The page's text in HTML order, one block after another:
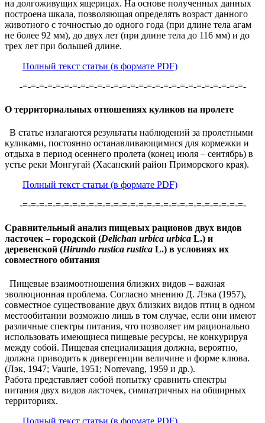
на долгоживущих ящерицах. На основе полученных данных
построена шкала, позволяющая определять возраст данного
животного с точностью до одного года (при длине тела агам
не более 92 мм), до двух лет (при длине тела до 116 мм) и до
трех лет при большей длине.
Полный текст статьи (в формате PDF)
-=-=-=-=-=-=-=-=-=-=-=-=-=-=-=-=-=-=-=-=-=-=-=-=-=-=-=-
О территориальных отношениях куликов на пролете
В статье излагаются результаты наблюдений за пролетными
куликами, постоянно останавливающимися для кормежки и
отдыха в период осеннего пролета (конец июля – сентябрь) в
устье реки Монгугай (Хасанский район Приморского края).
Полный текст статьи (в формате PDF)
-=-=-=-=-=-=-=-=-=-=-=-=-=-=-=-=-=-=-=-=-=-=-=-=-=-=-=-
Сравнительный анализ пищевых рационов двух видов
ласточек – городской (Delichan urbica urbica L.) и
деревенской (Hirundo rustica rustica L.) в условиях их
совместного обитания
Пищевые взаимоотношения близких видов – важная
эволюционная проблема. Согласно мнению Д. Лэка (1957),
совместное существование двух близких видов птиц в одном
местообитании возможно лишь в том случае, если они имеют
различные спектры питания, что позволяет им рационально
использовать имеющиеся пищевые ресурсы, не конкурируя
между собой. Пищевая специализация должна, вероятно,
должна приводить к дивергенции величине и форме клюва.
(Лэк, 1947; Vaurie, 1951; Norrevang, 1959 и др.).
Работа представляет собой попытку сравнить спектры
питания двух видов ласточек, симпатричных на обширных
территориях.
Полный текст статьи (в формате PDF)